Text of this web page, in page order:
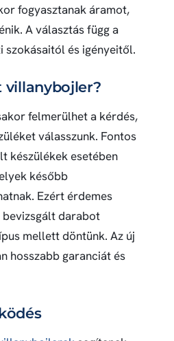
fogyasztanak áramot,
A választás függ a
szokásaitól és igényeitől.
villanybojler?
felmerülhet a kérdés,
válasszunk. Fontos
készülékek esetében
később
Ezért érdemes
darabot
mellett döntünk. Az új
hosszabb garanciát és